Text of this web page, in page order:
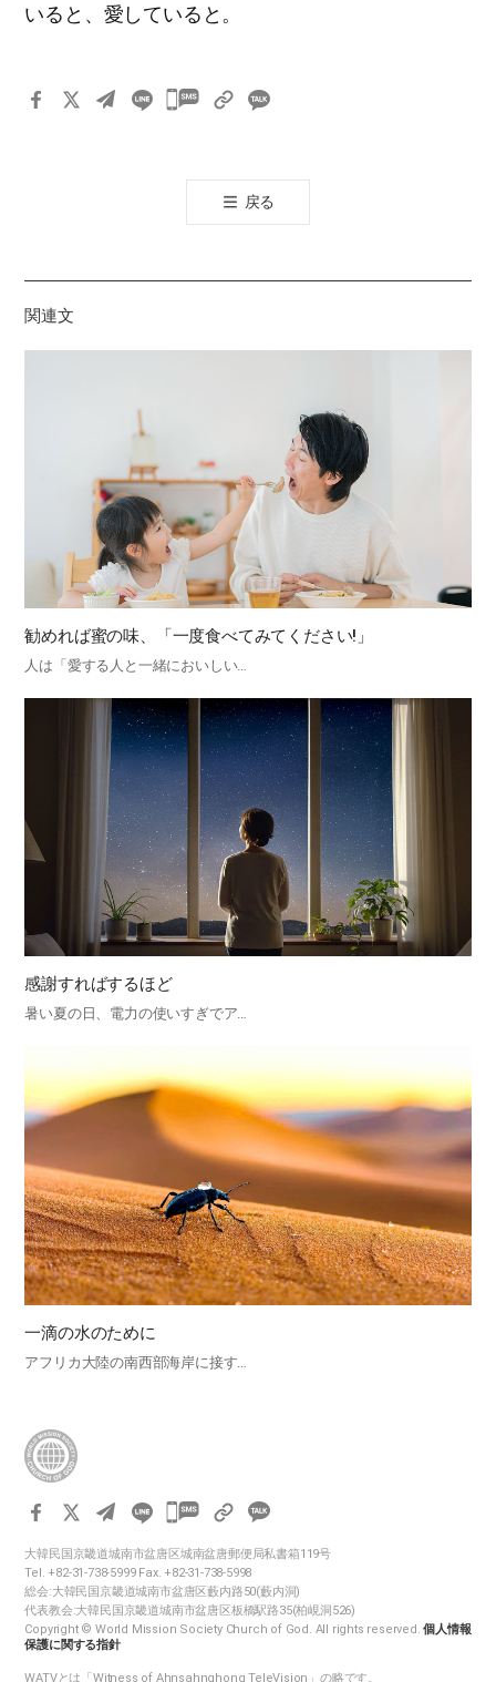
いると、愛していると。
카
톡
공
기
戻る
関連文
勧めれば蜜の味、「一度食べてみてください!」
人は「愛する人と一緒においしい…
感謝すればするほど
暑い夏の日、電力の使いすぎでア…
一滴の水のために
アフリカ大陸の南西部海岸に接す…
카
오
톡
공
하
大韓民国京畿道城南市盆唐区城南盆唐郵便局私書箱119号
Tel. +82-31-738-5999 Fax. +82-31-738-5998
総会:大韓民国京畿道城南市盆唐区藪内路50(藪内洞)
代表教会:大韓民国京畿道城南市盆唐区板橋駅路35(柏峴洞526)
Copyright © World Mission Society Church of God. All rights reserved.個人情報
保護に関する指針
WATVとは「Witness of Ahnsahnghong TeleVision」の略です。